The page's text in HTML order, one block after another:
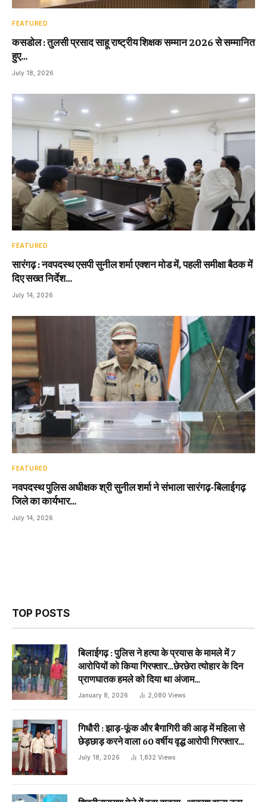
FEATURED
कसडोल : तुलसी प्रसाद साहू राष्ट्रीय शिक्षक सम्मान 2026 से सम्मानित
हुए…
July 18, 2026
FEATURED
सारंगढ़ : नवपदस्थ एसपी सुनील शर्मा एक्शन मोड में, पहली समीक्षा बैठक में
दिए सख्त निर्देश…
July 14, 2026
FEATURED
नवपदस्थ पुलिस अधीक्षक श्री सुनील शर्मा ने संभाला सारंगढ़-बिलाईगढ़
जिले का कार्यभार…
July 14, 2026
TOP POSTS
बिलाईगढ़ : पुलिस ने हत्या के प्रयास के मामले में 7
आरोपियों को किया गिरफ्तार…छेरछेरा त्योहार के दिन
प्राणघातक हमले को दिया था अंजाम…
January 8, 2026 2,080 Views
गिधौरी : झाड़-फूंक और बैगागिरी की आड़ में महिला से
छेड़छाड़ करने वाला 60 वर्षीय वृद्ध आरोपी गिरफ्तार…
July 18, 2026 1,832 Views